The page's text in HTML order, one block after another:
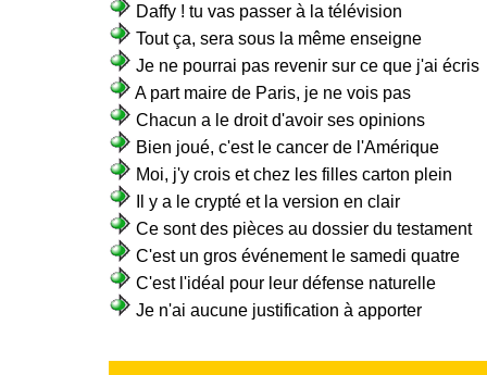
Daffy ! tu vas passer à la télévision
Tout ça, sera sous la même enseigne
Je ne pourrai pas revenir sur ce que j'ai écris
A part maire de Paris, je ne vois pas
Chacun a le droit d'avoir ses opinions
Bien joué, c'est le cancer de l'Amérique
Moi, j'y crois et chez les filles carton plein
Il y a le crypté et la version en clair
Ce sont des pièces au dossier du testament
C'est un gros événement le samedi quatre
C'est l'idéal pour leur défense naturelle
Je n'ai aucune justification à apporter